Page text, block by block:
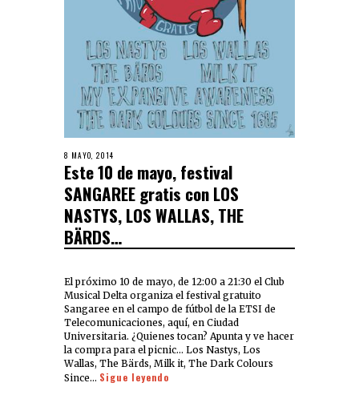
8 MAYO, 2014
Este 10 de mayo, festival
SANGAREE gratis con LOS
NASTYS, LOS WALLAS, THE
BÄRDS…
El próximo 10 de mayo, de 12:00 a 21:30 el Club
Musical Delta organiza el festival gratuito
Sangaree en el campo de fútbol de la ETSI de
Telecomunicaciones, aquí, en Ciudad
Universitaria. ¿Quienes tocan? Apunta y ve hacer
la compra para el picnic… Los Nastys, Los
Wallas, The Bärds, Milk it, The Dark Colours
Since… Sigue leyendo